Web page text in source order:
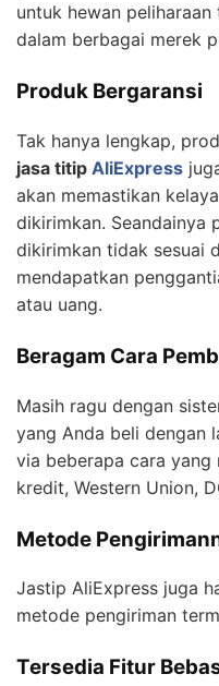
untuk hewan
dalam berbagai merek
Produk Bergaransi
Tak hanya lengkap,
jasa titip AliExpress
akan memastikan
dikirimkan. Seandainya
dikirimkan tidak sesuai
mendapatkan
atau uang.
Beragam Cara
Masih ragu dengan
yang Anda beli dengan
via beberapa cara
kredit, Western Union,
Metode
Jastip AliExpress juga
metode pengiriman
Tersedia Fitur